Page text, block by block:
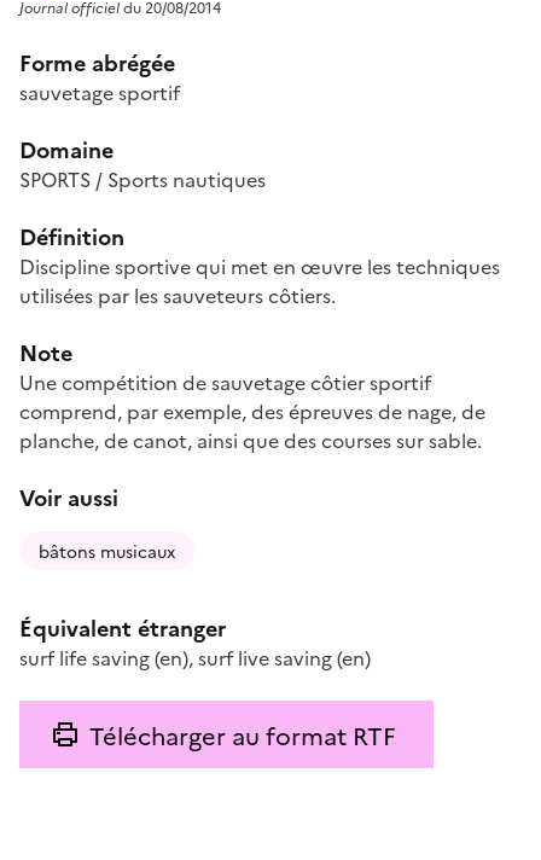
Journal officieldu 20/08/2014
Forme abrégée
sauvetage sportif
Domaine
SPORTS / Sports nautiques
Définition
Discipline sportive qui met en œuvre les techniques
utilisées par les sauveteurs côtiers.
Note
Une compétition de sauvetage côtier sportif
comprend, par exemple, des épreuves de nage, de
planche, de canot, ainsi que des courses sur sable.
Voir aussi
bâtons musicaux
Équivalent étranger
surf life saving(en),surf live saving(en)
Télécharger au format RTF